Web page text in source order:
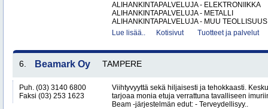
ALIHANKINTAPALVELUJA - ELEKTRONIIKKA
ALIHANKINTAPALVELUJA - METALLI
ALIHANKINTAPALVELUJA - MUU
Lue lisää..
Kotisivut Tuotteet ja palvelut
6. Beamark Oy TAMPERE
Puh. (03) 3140 6800
Faksi (03) 253 1623
Viihtyvyyttä sekä hiljaisesti ja tehokkaasti.
tarjoaa monia etuja verrattuna tavalliseen
Beam -järjestelmän edut: - Terveydellisyy..